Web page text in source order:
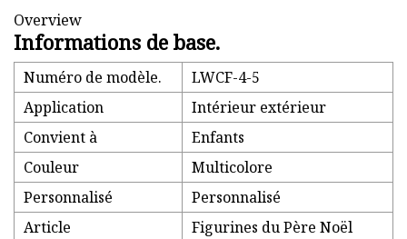
Overview
Informations de base.
Numéro de modèle.
LWCF-4-5
Application
Intérieur extérieur
Convient à
Enfants
Couleur
Multicolore
Personnalisé
Personnalisé
Article
Figurines du Père Noël